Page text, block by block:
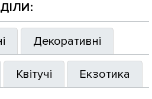
Декоративні
Квітучі Екзотика